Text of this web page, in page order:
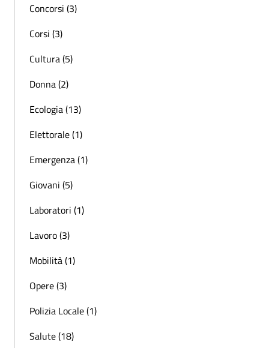
Concorsi (3)
Corsi (3)
Cultura (5)
Donna (2)
Ecologia (13)
Elettorale (1)
Emergenza (1)
Giovani (5)
Laboratori (1)
Lavoro (3)
Mobilità (1)
Opere (3)
Polizia Locale (1)
Salute (18)